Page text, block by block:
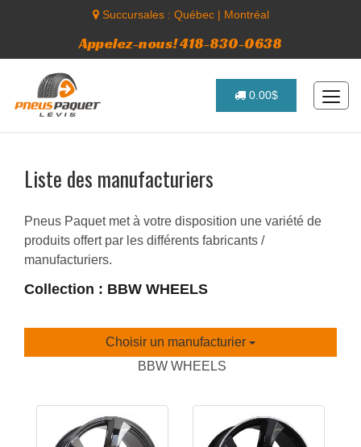
Succursales : Québec| Montréal
Appelez-nous! 418-830-0638
0.00$
Liste des manufacturiers
Pneus Paquet met à votre disposition une variété de
produits offert par les différents fabricants /
manufacturiers.
Collection : BBW WHEELS
Choisir un manufacturier
BBW WHEELS